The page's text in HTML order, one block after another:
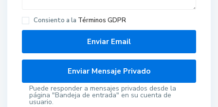
Consiento a la Términos GDPR
Puede responder a mensajes privados desde la
página "Bandeja de entrada" en su cuenta de
usuario.